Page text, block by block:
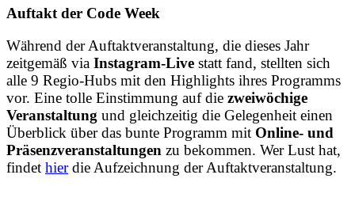
Auftakt der Code Week
Während der Auftaktveranstaltung, die dieses Jahr
zeitgemäß via Instagram-Live statt fand, stellten sich
alle 9 Regio-Hubs mit den Highlights ihres Programms
vor. Eine tolle Einstimmung auf die zweiwöchige
Veranstaltung und gleichzeitig die Gelegenheit einen
Überblick über das bunte Programm mit Online- und
Präsenzveranstaltungen zu bekommen. Wer Lust hat,
findet hierdie Aufzeichnung der Auftaktveranstaltung.